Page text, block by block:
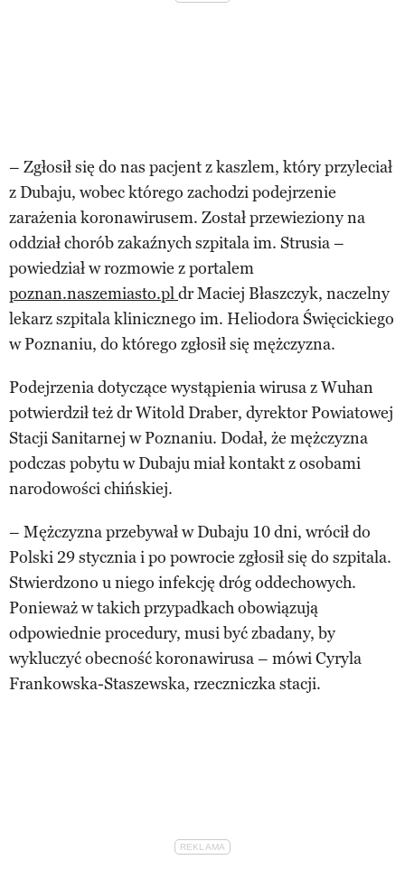
– Zgłosił się do nas pacjent z kaszlem, który przyleciał
z Dubaju, wobec którego zachodzi podejrzenie
zarażenia koronawirusem. Został przewieziony na
oddział chorób zakaźnych szpitala im. Strusia –
powiedział w rozmowie z portalem
poznan.naszemiasto.pldr Maciej Błaszczyk, naczelny
lekarz szpitala klinicznego im. Heliodora Święcickiego
w Poznaniu, do którego zgłosił się mężczyzna.
Podejrzenia dotyczące wystąpienia wirusa z Wuhan
potwierdził też dr Witold Draber, dyrektor Powiatowej
Stacji Sanitarnej w Poznaniu. Dodał, że mężczyzna
podczas pobytu w Dubaju miał kontakt z osobami
narodowości chińskiej.
– Mężczyzna przebywał w Dubaju 10 dni, wrócił do
Polski 29 stycznia i po powrocie zgłosił się do szpitala.
Stwierdzono u niego infekcję dróg oddechowych.
Ponieważ w takich przypadkach obowiązują
odpowiednie procedury, musi być zbadany, by
wykluczyć obecność koronawirusa – mówi Cyryla
Frankowska-Staszewska, rzeczniczka stacji.